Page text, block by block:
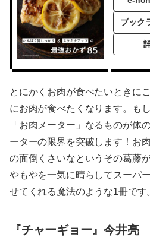
ブック
とにかくお肉が食べたいときに
にお肉が食べたくなります。も
「お肉メーター」なるものが体
ーターの限界を突破します！お
の面倒くさいなというその葛藤
やもやを一気に晴らしてスーパ
せてくれる魔法のような1冊です
『チャーギョー』今井